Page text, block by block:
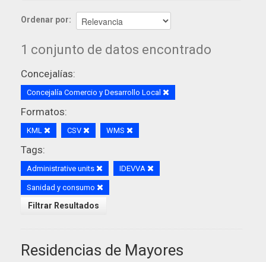
Ordenar por
1 conjunto de datos encontrado
Concejalías:
Concejalía Comercio y Desarrollo Local
Formatos:
KML CSV WMS
Tags:
Administrative units IDEVVA
Sanidad y consumo
Filtrar Resultados
Residencias de Mayores